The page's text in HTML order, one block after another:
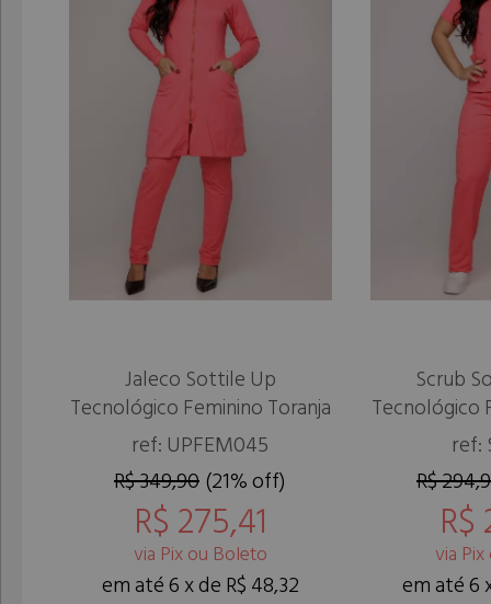
Jaleco Sottile Up
Tecnológico Feminino Toranja
ref: UPFEM045
R$ 349,90(21% off)
R$ 275,41
via Pix ou Boleto
em até 6 x de R$ 48,32
Scrub
Tecnológico
ref:
R$
R$
via
em até 6